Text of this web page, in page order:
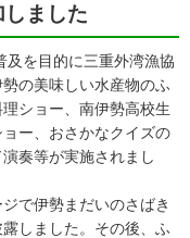
ました
を目的に三重外湾漁協
の美味しい水産物のふ
ショー、南伊勢高校生
ー、おさかなクイズの
奏等が実施されまし
で伊勢まだいのさばき
しました。その後、ふ